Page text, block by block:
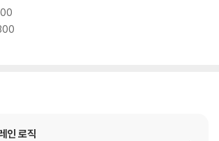
인 로직